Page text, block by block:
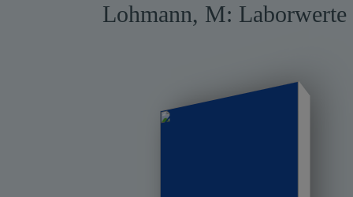
Schnelllager
Lohmann, M: Laborwerte